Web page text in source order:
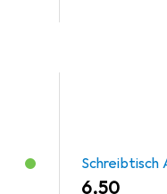
Schreibtisch
EUR
6,50